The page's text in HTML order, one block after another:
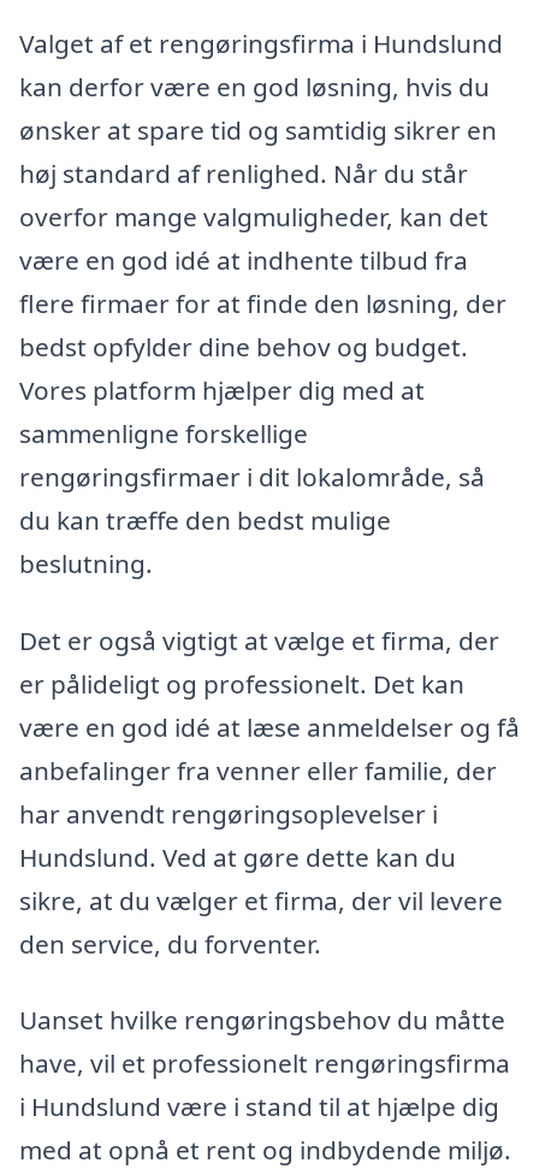
Valget af et rengøringsfirma i Hundslund
kan derfor være en god løsning, hvis du
ønsker at spare tid og samtidig sikrer en
høj standard af renlighed. Når du står
overfor mange valgmuligheder, kan det
være en god idé at indhente tilbud fra
flere firmaer for at finde den løsning, der
bedst opfylder dine behov og budget.
Vores platform hjælper dig med at
sammenligne forskellige
rengøringsfirmaer i dit lokalområde, så
du kan træffe den bedst mulige
beslutning.
Det er også vigtigt at vælge et firma, der
er pålideligt og professionelt. Det kan
være en god idé at læse anmeldelser og få
anbefalinger fra venner eller familie, der
har anvendt rengøringsoplevelser i
Hundslund. Ved at gøre dette kan du
sikre, at du vælger et firma, der vil levere
den service, du forventer.
Uanset hvilke rengøringsbehov du måtte
have, vil et professionelt rengøringsfirma
i Hundslund være i stand til at hjælpe dig
med at opnå et rent og indbydende miljø.